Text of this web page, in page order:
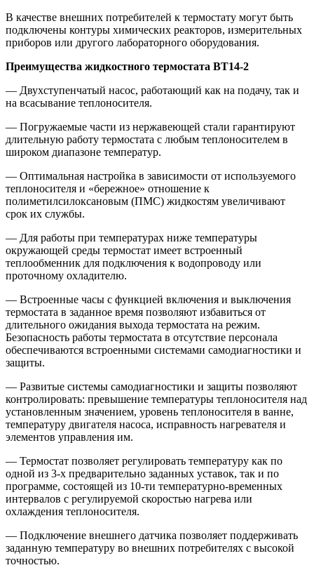
В качестве внешних потребителей к термостату могут быть
подключены контуры химических реакторов, измерительных
приборов или другого лабораторного оборудования.
Преимущества жидкостного термостата ВТ14-2
— Двухступенчатый насос, работающий как на подачу, так и
на всасывание теплоносителя.
— Погружаемые части из нержавеющей стали гарантируют
длительную работу термостата с любым теплоносителем в
широком диапазоне температур.
— Оптимальная настройка в зависимости от используемого
теплоносителя и «бережное» отношение к
полиметилсилоксановым (ПМС) жидкостям увеличивают
срок их службы.
— Для работы при температурах ниже температуры
окружающей среды термостат имеет встроенный
теплообменник для подключения к водопроводу или
проточному охладителю.
— Встроенные часы с функцией включения и выключения
термостата в заданное время позволяют избавиться от
длительного ожидания выхода термостата на режим.
Безопасность работы термостата в отсутствие персонала
обеспечиваются встроенными системами самодиагностики и
защиты.
— Развитые системы самодиагностики и защиты позволяют
контролировать: превышение температуры теплоносителя над
установленным значением, уровень теплоносителя в ванне,
температуру двигателя насоса, исправность нагревателя и
элементов управления им.
— Термостат позволяет регулировать температуру как по
одной из 3-х предварительно заданных уставок, так и по
программе, состоящей из 10-ти температурно-временных
интервалов с регулируемой скоростью нагрева или
охлаждения теплоносителя.
— Подключение внешнего датчика позволяет поддерживать
заданную температуру во внешних потребителях с высокой
точностью.